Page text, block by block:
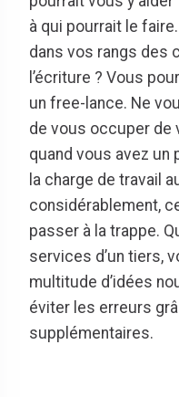
à qui pourrait le
dans vos rangs des
l’écriture ? Vous
un free-lance. Ne
de vous occuper de
quand vous avez un
la charge de travail
considérablement,
passer à la trappe.
services d’un tiers,
multitude d’idées
éviter les erreurs
supplémentaires.